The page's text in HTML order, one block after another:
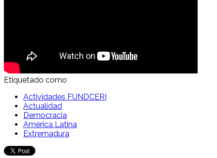
Etiquetado como
Actividades FUNDCERI
Actualidad
Democracia
América Latina
Extremadura